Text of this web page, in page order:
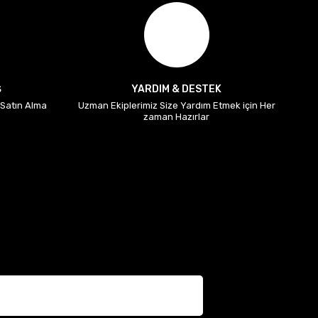
Alma
YARDIM & DESTEK
Uzman Ekiplerimiz Size Yardım Etmek için Her
zaman Hazırlar